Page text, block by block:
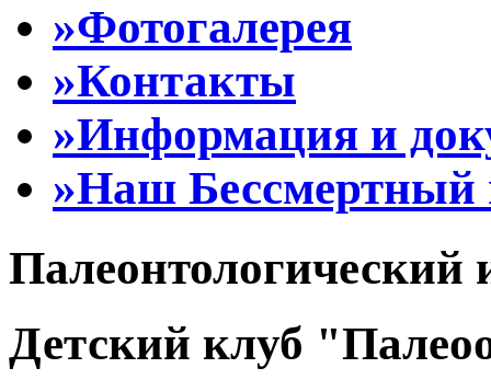
»Фотогалерея
»Контакты
»Информация и
»Наш Бессмертный
Палеонтологический
Детский клуб